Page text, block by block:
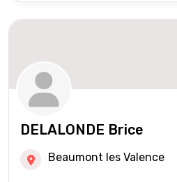
DELALONDE Brice
Beaumont les Valence